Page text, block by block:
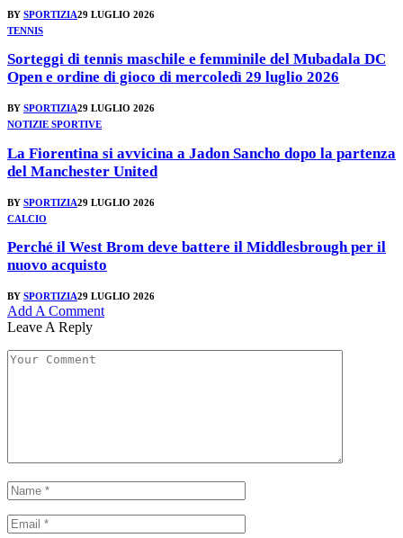
BY SPORTIZIA29 LUGLIO 2026
TENNIS
Sorteggi di tennis maschile e femminile del Mubadala DC
Open e ordine di gioco di mercoledì 29 luglio 2026
BY SPORTIZIA29 LUGLIO 2026
NOTIZIE SPORTIVE
La Fiorentina si avvicina a Jadon Sancho dopo la partenza
del Manchester United
BY SPORTIZIA29 LUGLIO 2026
CALCIO
Perché il West Brom deve battere il Middlesbrough per il
nuovo acquisto
BY SPORTIZIA29 LUGLIO 2026
Add A Comment
Leave A Reply